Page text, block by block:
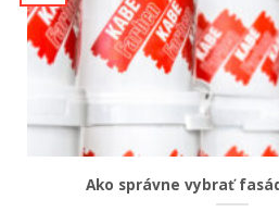
Ako správne vybrať